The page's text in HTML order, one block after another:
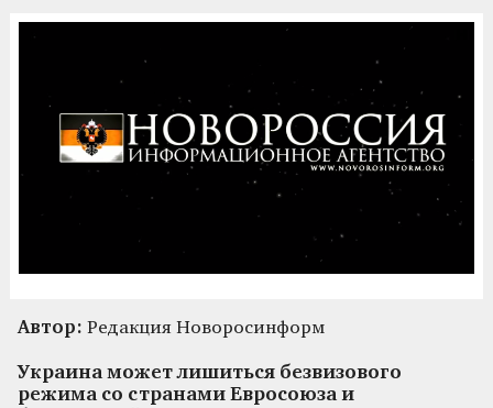
Автор: Редакция Новоросинформ
Украина может лишиться безвизового
режима со странами Евросоюза и